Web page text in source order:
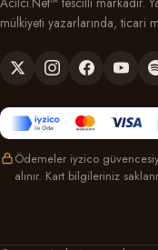
mülkiyeti yazarlarında, ticari
Ödemeler iyzico
alınır. Kart bilgileriniz